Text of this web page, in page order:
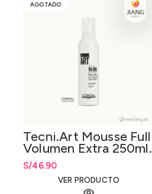
AGOTADO
Tecni.Art Mousse Full
Volumen Extra 250ml.
S/46.90
VER PRODUCTO